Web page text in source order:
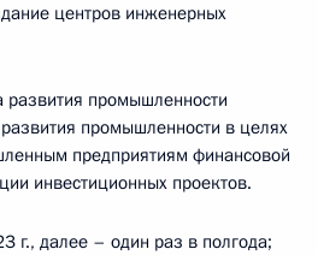
центров инженерных
промышленности
промышленности в целях
предприятиям финансовой
инвестиционных проектов.
г., далее – один раз в полгода;